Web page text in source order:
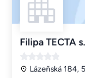
Filipa TECTA
Lázeňská 184,